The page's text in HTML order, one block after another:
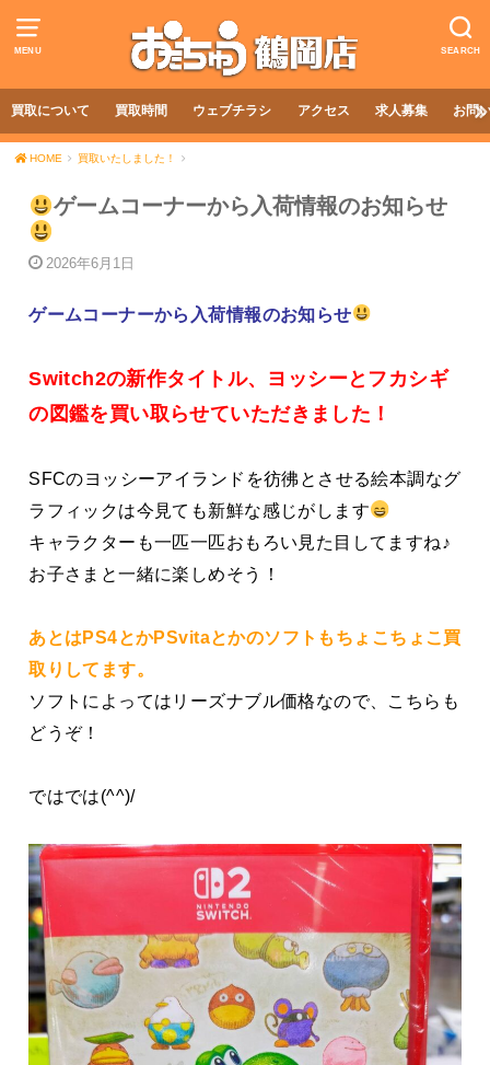
MENU SEARCH
買取について 買取時間 ウェブチラシ アクセス 求人募集 お問
HOME 買取いたしました！
ゲームコーナーから入荷情報のお知らせ
2026年6月1日
ゲームコーナーから入荷情報のお知らせ
Switch2の新作タイトル、ヨッシーとフカシギ
の図鑑を買い取らせていただきました！
SFCのヨッシーアイランドを彷彿とさせる絵本調なグ
ラフィックは今見ても新鮮な感じがします
キャラクターも一匹一匹おもろい見た目してますね♪
お子さまと一緒に楽しめそう！
あとはPS4とかPSvitaとかのソフトもちょこちょこ買
取りしてます。
ソフトによってはリーズナブル価格なので、こちらも
どうぞ！
ではでは(^^)/